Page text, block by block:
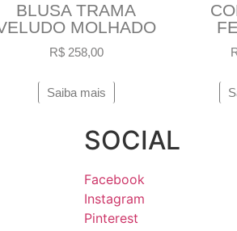
BLUSA TRAMA
MOLHADO
R$258,00
Saiba mais
SOCIAL
Facebook
Instagram
Pinterest